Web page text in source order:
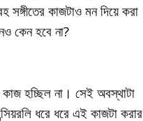
কাজটাও মন দিয়ে করা
কেন হবে না?
হচ্ছিল না। সেই অবস্থাটা
ধরে ধরে এই কাজটা করার